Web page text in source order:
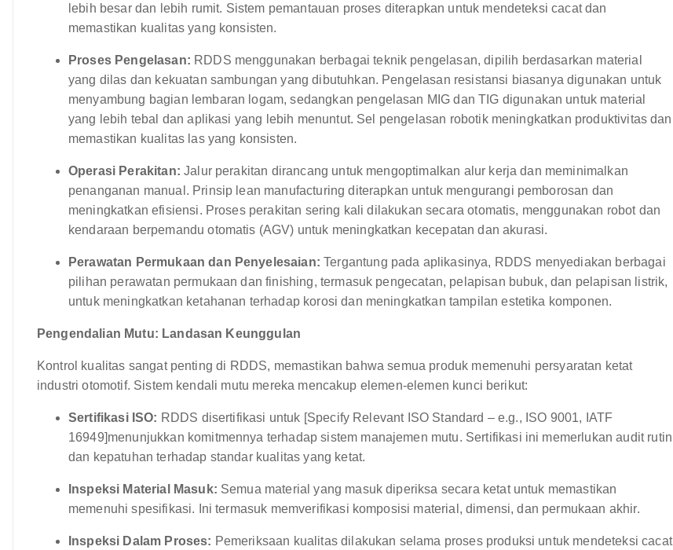
lebih besar dan lebih rumit. Sistem pemantauan proses diterapkan untuk mendeteksi cacat dan
memastikan kualitas yang konsisten.
Proses Pengelasan: RDDS menggunakan berbagai teknik pengelasan, dipilih berdasarkan material
yang dilas dan kekuatan sambungan yang dibutuhkan. Pengelasan resistansi biasanya digunakan untuk
menyambung bagian lembaran logam, sedangkan pengelasan MIG dan TIG digunakan untuk material
yang lebih tebal dan aplikasi yang lebih menuntut. Sel pengelasan robotik meningkatkan produktivitas dan
memastikan kualitas las yang konsisten.
Operasi Perakitan: Jalur perakitan dirancang untuk mengoptimalkan alur kerja dan meminimalkan
penanganan manual. Prinsip lean manufacturing diterapkan untuk mengurangi pemborosan dan
meningkatkan efisiensi. Proses perakitan sering kali dilakukan secara otomatis, menggunakan robot dan
kendaraan berpemandu otomatis (AGV) untuk meningkatkan kecepatan dan akurasi.
Perawatan Permukaan dan Penyelesaian: Tergantung pada aplikasinya, RDDS menyediakan berbagai
pilihan perawatan permukaan dan finishing, termasuk pengecatan, pelapisan bubuk, dan pelapisan listrik,
untuk meningkatkan ketahanan terhadap korosi dan meningkatkan tampilan estetika komponen.
Pengendalian Mutu: Landasan Keunggulan
Kontrol kualitas sangat penting di RDDS, memastikan bahwa semua produk memenuhi persyaratan ketat
industri otomotif. Sistem kendali mutu mereka mencakup elemen-elemen kunci berikut:
Sertifikasi ISO: RDDS disertifikasi untuk [Specify Relevant ISO Standard – e.g., ISO 9001, IATF
16949]menunjukkan komitmennya terhadap sistem manajemen mutu. Sertifikasi ini memerlukan audit rutin
dan kepatuhan terhadap standar kualitas yang ketat.
Inspeksi Material Masuk: Semua material yang masuk diperiksa secara ketat untuk memastikan
memenuhi spesifikasi. Ini termasuk memverifikasi komposisi material, dimensi, dan permukaan akhir.
Inspeksi Dalam Proses: Pemeriksaan kualitas dilakukan selama proses produksi untuk mendeteksi cacat